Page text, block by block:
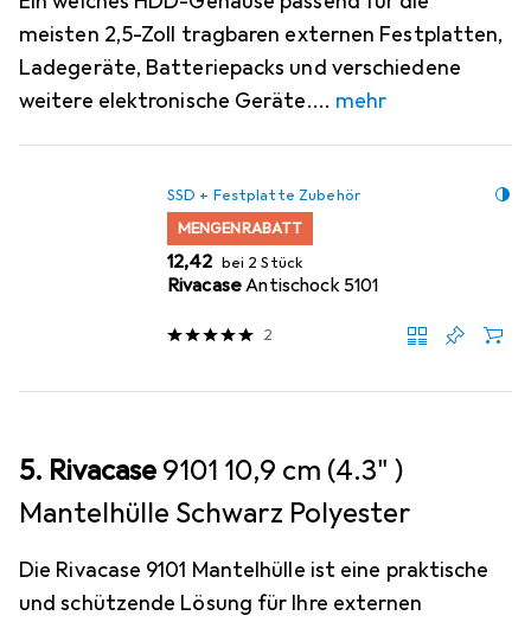
meisten 2,5-Zoll tragbaren externen Festplatten,
Ladegeräte, Batteriepacks und verschiedene
weitere elektronische Geräte.
mehr
SSD + Festplatte Zubehör
MENGENRABATT
EUR
12,42 bei 2 Stück
RivacaseAntischock 5101
2
5. Rivacase 9101 10,9 cm (4.3" )
Mantelhülle Schwarz Polyester
Die Rivacase 9101 Mantelhülle ist eine praktische
und schützende Lösung für Ihre externen